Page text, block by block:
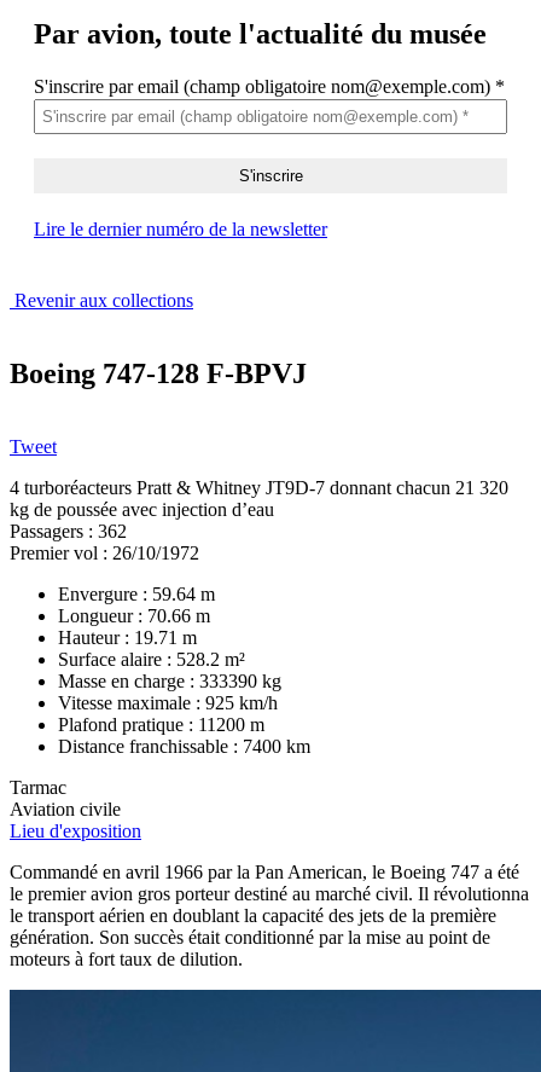
Par avion, toute l'actualité du musée
S'inscrire par email (champ obligatoire nom@exemple.com) *
Lire le dernier numéro de la newsletter
Revenir aux collections
Boeing 747-128 F-BPVJ
Tweet
4 turboréacteurs Pratt & Whitney JT9D-7 donnant chacun 21 320
kg de poussée avec injection d’eau
Passagers : 362
Premier vol : 26/10/1972
Envergure : 59.64 m
Longueur : 70.66 m
Hauteur : 19.71 m
Surface alaire : 528.2 m²
Masse en charge : 333390 kg
Vitesse maximale : 925 km/h
Plafond pratique : 11200 m
Distance franchissable : 7400 km
Tarmac
Aviation civile
Lieu d'exposition
Commandé en avril 1966 par la Pan American, le Boeing 747 a été
le premier avion gros porteur destiné au marché civil. Il révolutionna
le transport aérien en doublant la capacité des jets de la première
génération. Son succès était conditionné par la mise au point de
moteurs à fort taux de dilution.